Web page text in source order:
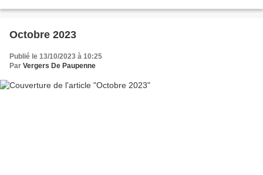
Octobre 2023
Publié le 13/10/2023 à 10:25
Par Vergers De Paupenne